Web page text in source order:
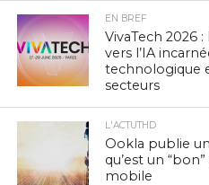
EN BREF
VivaTech 2026
vers l’IA
technologique
secteurs
L'ACTUTHD
Ookla publie
qu’est un “bon”
mobile